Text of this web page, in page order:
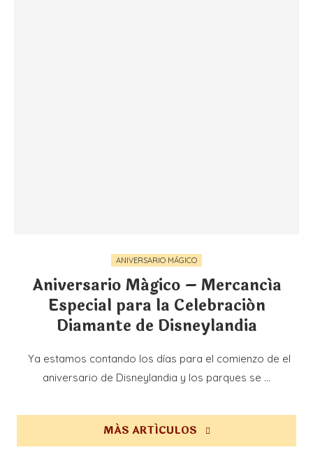
ANIVERSARIO MÁGICO
Aniversario Mágico – Mercancía
Especial para la Celebración
Diamante de Disneylandia
Ya estamos contando los días para el comienzo de el
aniversario de Disneylandia y los parques se …
MÁS ARTÍCULOS